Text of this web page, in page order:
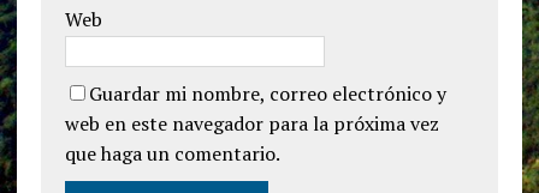
Web
Guardar mi nombre, correo electrónico y
web en este navegador para la próxima vez
que haga un comentario.